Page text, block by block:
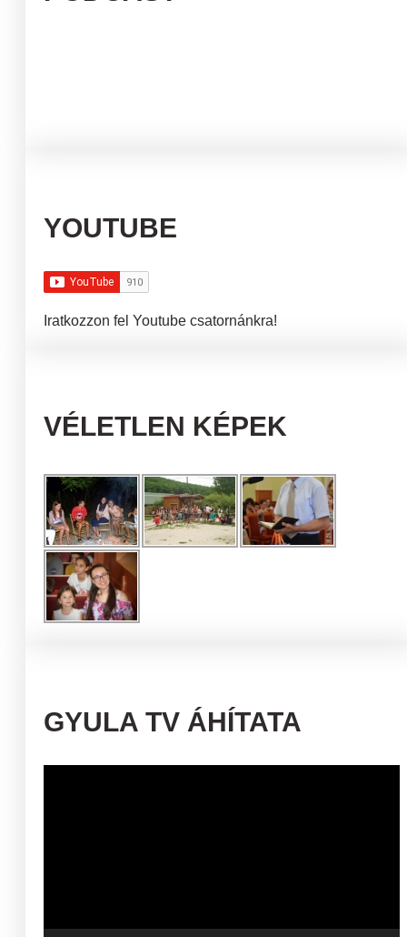
YOUTUBE
Iratkozzon fel Youtube csatornánkra!
VÉLETLEN KÉPEK
GYULA TV ÁHÍTATA